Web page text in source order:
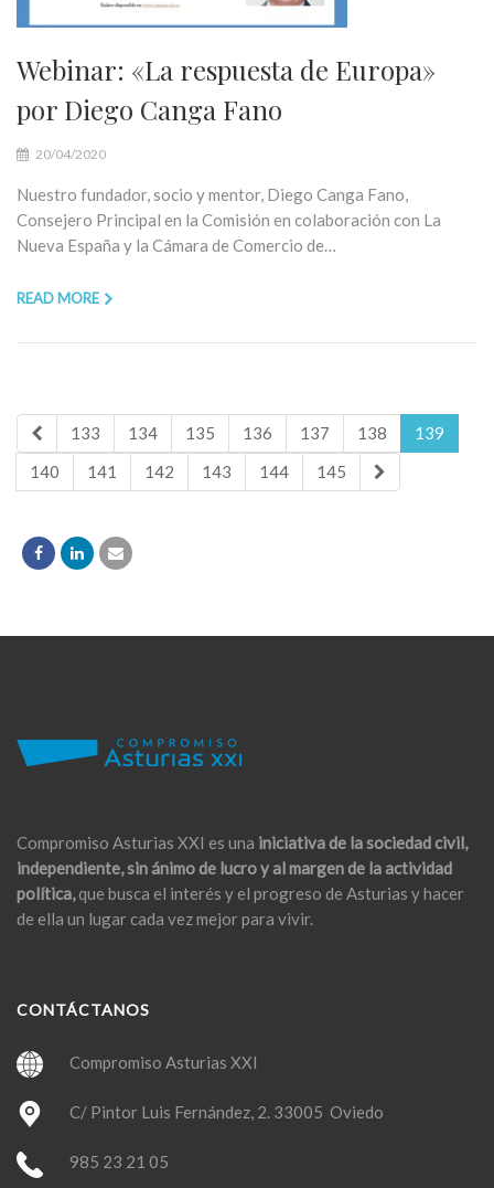
Webinar: «La respuesta de Europa»
por Diego Canga Fano
20/04/2020
Nuestro fundador, socio y mentor, Diego Canga Fano,
Consejero Principal en la Comisión en colaboración con La
Nueva España y la Cámara de Comercio de…
READ MORE
133 134 135 136 137 138
139
140
141 142 143 144 145
Compromiso Asturias XXI es una iniciativa de la sociedad civil,
independiente, sin ánimo de lucro y al margen de la actividad
política,que busca el interés y el progreso de Asturias y hacer
de ella un lugar cada vez mejor para vivir.
CONTÁCTANOS
Compromiso Asturias XXI
C/ Pintor Luis Fernández, 2. 33005 Oviedo
985 23 21 05